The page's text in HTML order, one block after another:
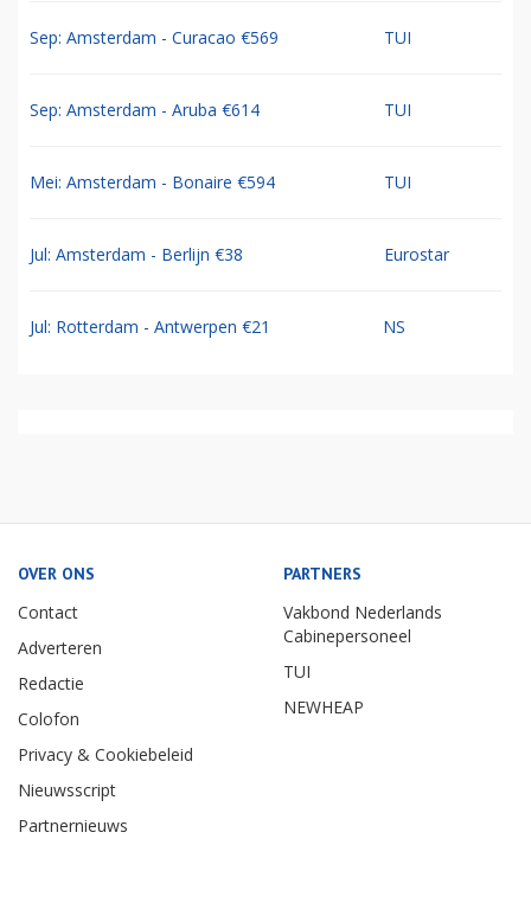
Sep: Amsterdam - Curacao €569 TUI
Sep: Amsterdam - Aruba €614 TUI
Mei: Amsterdam - Bonaire €594 TUI
Jul: Amsterdam - Berlijn €38 Eurostar
Jul: Rotterdam - Antwerpen €21 NS
OVER ONS
Contact
Adverteren
Redactie
Colofon
Privacy & Cookiebeleid
Nieuwsscript
Partnernieuws
PARTNERS
Vakbond Nederlands
Cabinepersoneel
TUI
NEWHEAP